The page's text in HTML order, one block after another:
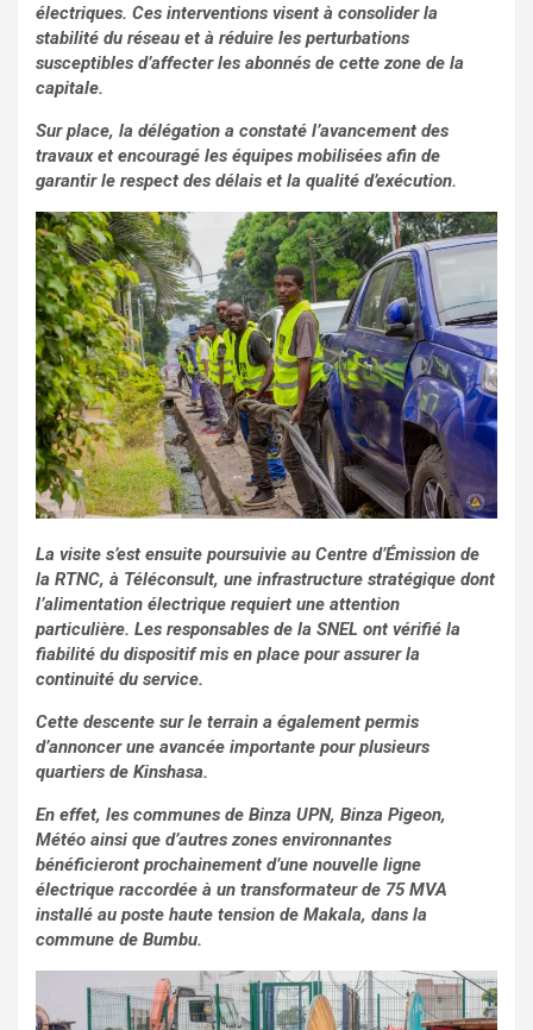
électriques. Ces interventions visent à consolider la
stabilité du réseau et à réduire les perturbations
susceptibles d’affecter les abonnés de cette zone de la
capitale.
Sur place, la délégation a constaté l’avancement des
travaux et encouragé les équipes mobilisées afin de
garantir le respect des délais et la qualité d’exécution.
La visite s’est ensuite poursuivie au Centre d’Émission de
la RTNC, à Téléconsult, une infrastructure stratégique dont
l’alimentation électrique requiert une attention
particulière. Les responsables de la SNEL ont vérifié la
fiabilité du dispositif mis en place pour assurer la
continuité du service.
Cette descente sur le terrain a également permis
d’annoncer une avancée importante pour plusieurs
quartiers de Kinshasa.
En effet, les communes de Binza UPN, Binza Pigeon,
Météo ainsi que d’autres zones environnantes
bénéficieront prochainement d’une nouvelle ligne
électrique raccordée à un transformateur de 75 MVA
installé au poste haute tension de Makala, dans la
commune de Bumbu.